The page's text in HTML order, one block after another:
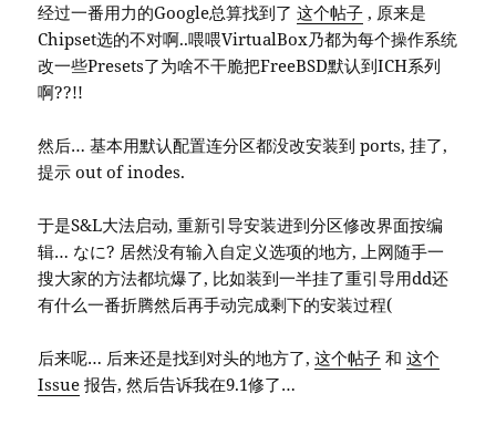
经过一番用力的Google总算找到了这个帖子 , 原来是
Chipset选的不对啊..喂喂VirtualBox乃都为每个操作系统
改一些Presets了为啥不干脆把FreeBSD默认到ICH系列
啊??!!
然后… 基本用默认配置连分区都没改安装到 ports, 挂了,
提示 out of inodes.
于是S&L大法启动, 重新引导安装进到分区修改界面按编
辑… なに? 居然没有输入自定义选项的地方, 上网随手一
搜大家的方法都坑爆了, 比如装到一半挂了重引导用dd还
有什么一番折腾然后再手动完成剩下的安装过程(
后来呢… 后来还是找到对头的地方了,这个帖子 和这个
Issue 报告, 然后告诉我在9.1修了…